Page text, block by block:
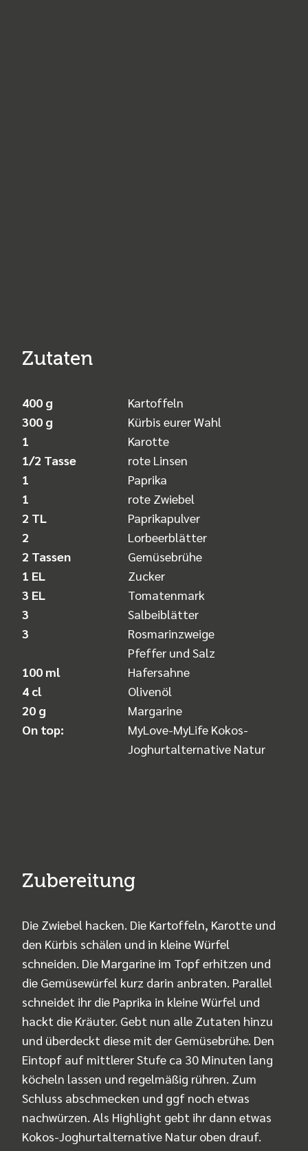
Zutaten
400 g
Kartoffeln
300 g
Kürbis eurer Wahl
1
Karotte
1/2 Tasse
rote Linsen
1
Paprika
1
rote Zwiebel
2 TL
Paprikapulver
2
Lorbeerblätter
2 Tassen
Gemüsebrühe
1 EL
Zucker
3 EL
Tomatenmark
3
Salbeiblätter
3
Rosmarinzweige
Pfeffer und Salz
100 ml
Hafersahne
4 cl
Olivenöl
20 g
Margarine
On top:
MyLove-MyLife Kokos-
Joghurtalternative Natur
Zubereitung
Die Zwiebel hacken. Die Kartoffeln, Karotte und
den Kürbis schälen und in kleine Würfel
schneiden. Die Margarine im Topf erhitzen und
die Gemüsewürfel kurz darin anbraten. Parallel
schneidet ihr die Paprika in kleine Würfel und
hackt die Kräuter. Gebt nun alle Zutaten hinzu
und überdeckt diese mit der Gemüsebrühe. Den
Eintopf auf mittlerer Stufe ca 30 Minuten lang
köcheln lassen und regelmäßig rühren. Zum
Schluss abschmecken und ggf noch etwas
nachwürzen. Als Highlight gebt ihr dann etwas
Kokos-Joghurtalternative Natur oben drauf.